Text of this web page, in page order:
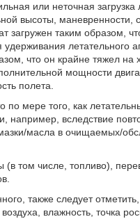
или неточная
высоты, маневренности,
загружен таким образом,
удерживания летательного
что он крайне тяжел на
мощности
полета.
по мере того, как
например, вследствие
масла в очищаемых/
(в том числе, топливо),
также следует
влажность, точка